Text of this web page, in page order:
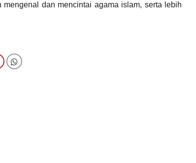
dan mencintai agama islam, serta lebih